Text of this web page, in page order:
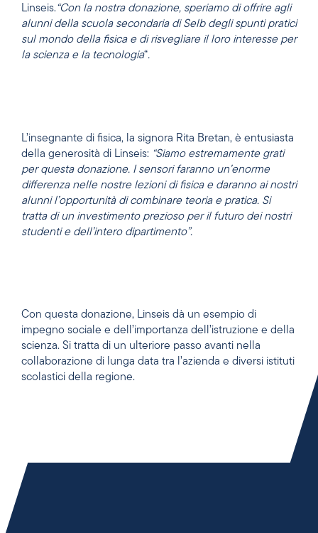
Linseis.“Con la nostra donazione, speriamo di offrire agli
alunni della scuola secondaria di Selb degli spunti pratici
sul mondo della fisica e di risvegliare il loro interesse per
la scienza e la tecnologia“.
L’insegnante di fisica, la signora Rita Bretan, è entusiasta
della generosità di Linseis: “Siamo estremamente grati
per questa donazione. I sensori faranno un’enorme
differenza nelle nostre lezioni di fisica e daranno ai nostri
alunni l’opportunità di combinare teoria e pratica. Si
tratta di un investimento prezioso per il futuro dei nostri
studenti e dell’intero dipartimento”.
Con questa donazione, Linseis dà un esempio di
impegno sociale e dell’importanza dell’istruzione e della
scienza. Si tratta di un ulteriore passo avanti nella
collaborazione di lunga data tra l’azienda e diversi istituti
scolastici della regione.